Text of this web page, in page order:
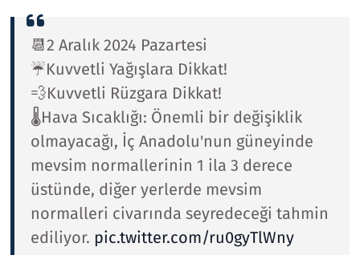
📆2 Aralık 2024 Pazartesi
☔Kuvvetli Yağışlara Dikkat!
💨Kuvvetli Rüzgara Dikkat!
🌡️Hava Sıcaklığı: Önemli bir değişiklik
olmayacağı, İç Anadolu'nun güneyinde
mevsim normallerinin 1 ila 3 derece
üstünde, diğer yerlerde mevsim
normalleri civarında seyredeceği tahmin
ediliyor. pic.twitter.com/ru0gyTlWny